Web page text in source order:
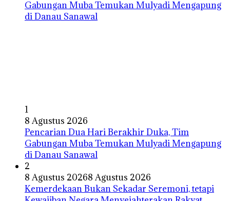
1
8 Agustus 2026
Pencarian Dua Hari Berakhir Duka, Tim
Gabungan Muba Temukan Mulyadi Mengapung
di Danau Sanawal
2
8 Agustus 20268 Agustus 2026
Kemerdekaan Bukan Sekadar Seremoni, tetapi